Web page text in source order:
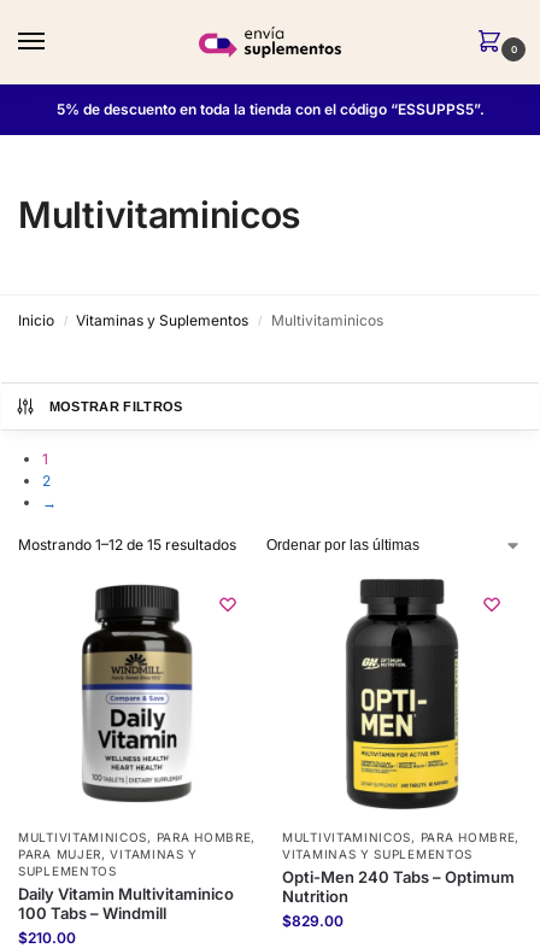
0
5% de descuento en toda la tienda con el código “ESSUPPS5”.
Multivitaminicos
Inicio / Vitaminas y Suplementos / Multivitaminicos
MOSTRAR FILTROS
Mostrando 1–12 de 15 resultados
1
2
→
MULTIVITAMINICOS, PARA HOMBRE,
PARA MUJER,VITAMINAS Y
SUPLEMENTOS
Daily Vitamin Multivitaminico
100 Tabs – Windmill
$210.00
MULTIVITAMINICOS, PARA HOMBRE,
VITAMINAS Y SUPLEMENTOS
Opti-Men 240 Tabs – Optimum
Nutrition
$829.00